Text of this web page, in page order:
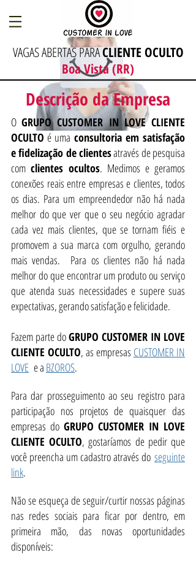
VAGAS ABERTAS PARACLIENTE OCULTO
Boa Vista (RR)
Descrição da Empresa
OGRUPO CUSTOMER IN LOVE CLIENTE
OCULTO é uma consultoria em satisfação
e fidelização de clientesatravés de pesquisa
com clientes ocultos. Medimos e geramos
conexões reais entre empresas e clientes, todos
os dias. Para um empreendedor não há nada
melhor do que ver que o seu negócio agradar
cada vez mais clientes, que se tornam fiéis e
promovem a sua marca com orgulho, gerando
mais vendas. Para os clientes não há nada
melhor do que encontrar um produto ou serviço
que atenda suas necessidades e supere suas
expectativas, gerando satisfação e felicidade.
Fazem parte doGRUPO CUSTOMER IN LOVE
CLIENTE OCULTO, as empresas CUSTOMER IN
LOVE e a BZOROS.
Para dar prosseguimento ao seu registro para
participação nos projetos de quaisquer das
empresas do GRUPO CUSTOMER IN LOVE
CLIENTE OCULTO, gostaríamos de pedir que
você preencha um cadastro através do seguinte
link.
Não se esqueça de seguir/curtir nossas páginas
nas redes sociais para ficar por dentro, em
primeira mão, das novas oportunidades
disponíveis: